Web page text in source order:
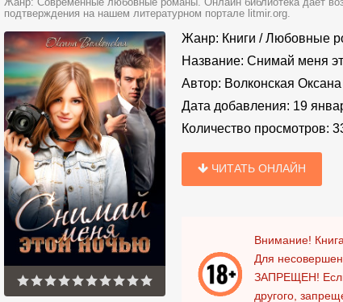
Жанр: Современные любовные романы. Онлайн библиотека дает
подтверждения на нашем литературном портале litmir.org.
Жанр: Книги /Любовные
Название: Снимай меня
Автор: Волконская Оксана
Дата добавления: 19
Количество просмотров:
ЧИТАТЬ ОНЛАЙН
Внимание!
Для
ЗАПРЕЩЕН!
другого,